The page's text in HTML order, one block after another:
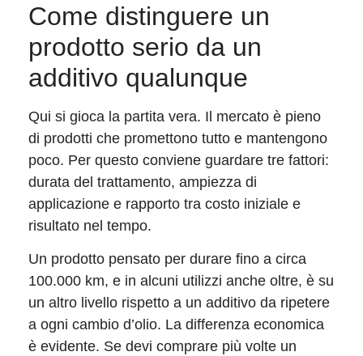
Come distinguere un
prodotto serio da un
additivo qualunque
Qui si gioca la partita vera. Il mercato è pieno
di prodotti che promettono tutto e mantengono
poco. Per questo conviene guardare tre fattori:
durata del trattamento, ampiezza di
applicazione e rapporto tra costo iniziale e
risultato nel tempo.
Un prodotto pensato per durare fino a circa
100.000 km, e in alcuni utilizzi anche oltre, è su
un altro livello rispetto a un additivo da ripetere
a ogni cambio d’olio. La differenza economica
è evidente. Se devi comprare più volte un